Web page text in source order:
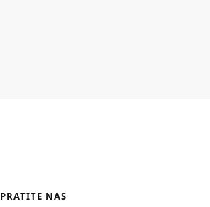
PRATITE NAS